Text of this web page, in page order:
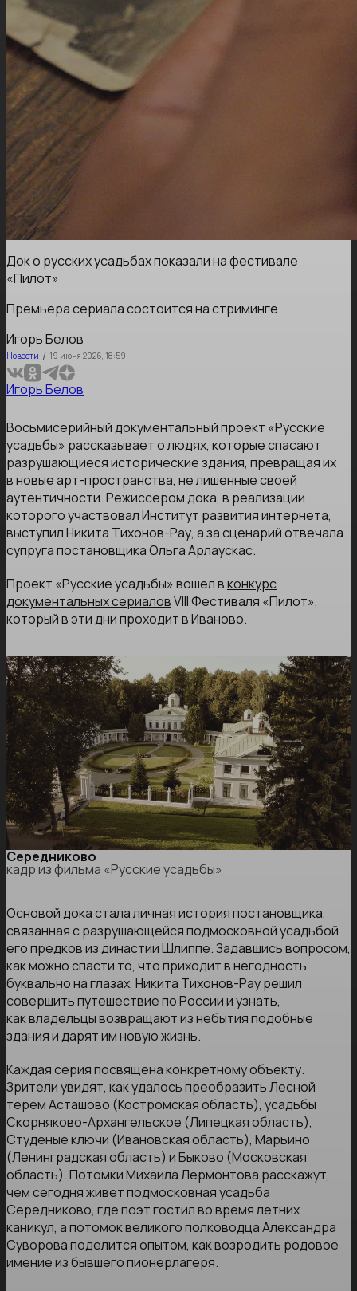
Док о русских усадьбах показали на фестивале
«Пилот»
Премьера сериала состоится на стриминге.
Игорь Белов
Новости / 19 июня 2026, 18:59
Игорь Белов
Восьмисерийный документальный проект «Русские
усадьбы» рассказывает о людях, которые спасают
разрушающиеся исторические здания, превращая их
в новые арт-пространства, не лишенные своей
аутентичности. Режиссером дока, в реализации
которого участвовал Институт развития интернета,
выступил Никита Тихонов-Рау, а за сценарий отвечала
супруга постановщика Ольга Арлаускас.
Проект «Русские усадьбы» вошел вконкурс
документальных сериаловVIII Фестиваля «Пилот»,
который в эти дни проходит в Иваново.
Середниково
кадр из фильма «Русские усадьбы»
Основой дока стала личная история постановщика,
связанная с разрушающейся подмосковной усадьбой
его предков из династии Шлиппе. Задавшись вопросом,
как можно спасти то, что приходит в негодность
буквально на глазах, Никита Тихонов-Рау решил
совершить путешествие по России и узнать,
как владельцы возвращают из небытия подобные
здания и дарят им новую жизнь.
Каждая серия посвящена конкретному объекту.
Зрители увидят, как удалось преобразить Лесной
терем Асташово (Костромская область), усадьбы
Скорняково-Архангельское (Липецкая область),
Студеные ключи (Ивановская область), Марьино
(Ленинградская область) и Быково (Московская
область). Потомки Михаила Лермонтова расскажут,
чем сегодня живет подмосковная усадьба
Середниково, где поэт гостил во время летних
каникул, а потомок великого полководца Александра
Суворова поделится опытом, как возродить родовое
имение из бывшего пионерлагеря.